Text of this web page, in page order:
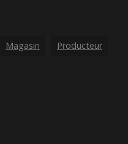
Magasin Producteur